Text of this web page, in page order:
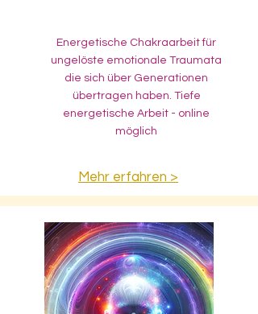
Energetische Chakraarbeit für
ungelöste emotionale Traumata
die sich über Generationen
übertragen haben. Tiefe
energetische Arbeit - online
möglich
Mehr erfahren >